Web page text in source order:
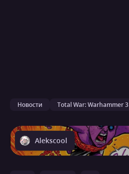
Новости Total War: Warhammer 3
Alekscool